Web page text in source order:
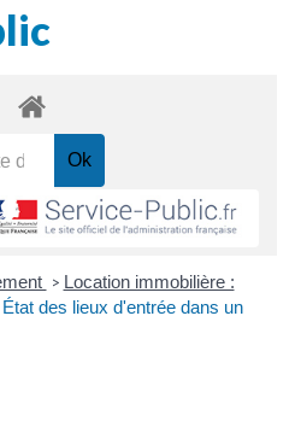
> Location immobilière :
État des lieux d'entrée dans un